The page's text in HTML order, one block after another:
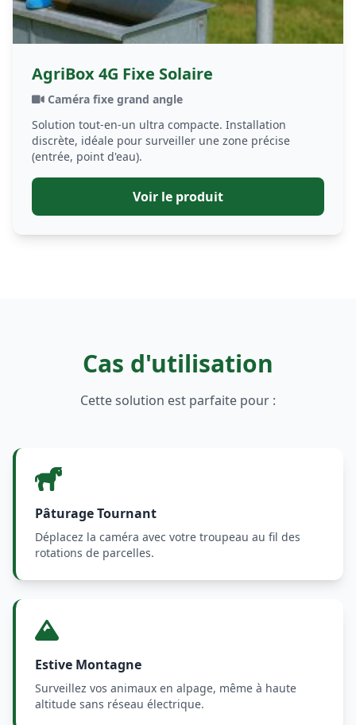
AgriBox 4G Fixe Solaire
Caméra fixe grand angle
Solution tout-en-un ultra compacte. Installation
discrète, idéale pour surveiller une zone précise
(entrée, point d'eau).
Voir le produit
Cas d'utilisation
Cette solution est parfaite pour :
Pâturage Tournant
Déplacez la caméra avec votre troupeau au fil des
rotations de parcelles.
Estive Montagne
Surveillez vos animaux en alpage, même à haute
altitude sans réseau électrique.